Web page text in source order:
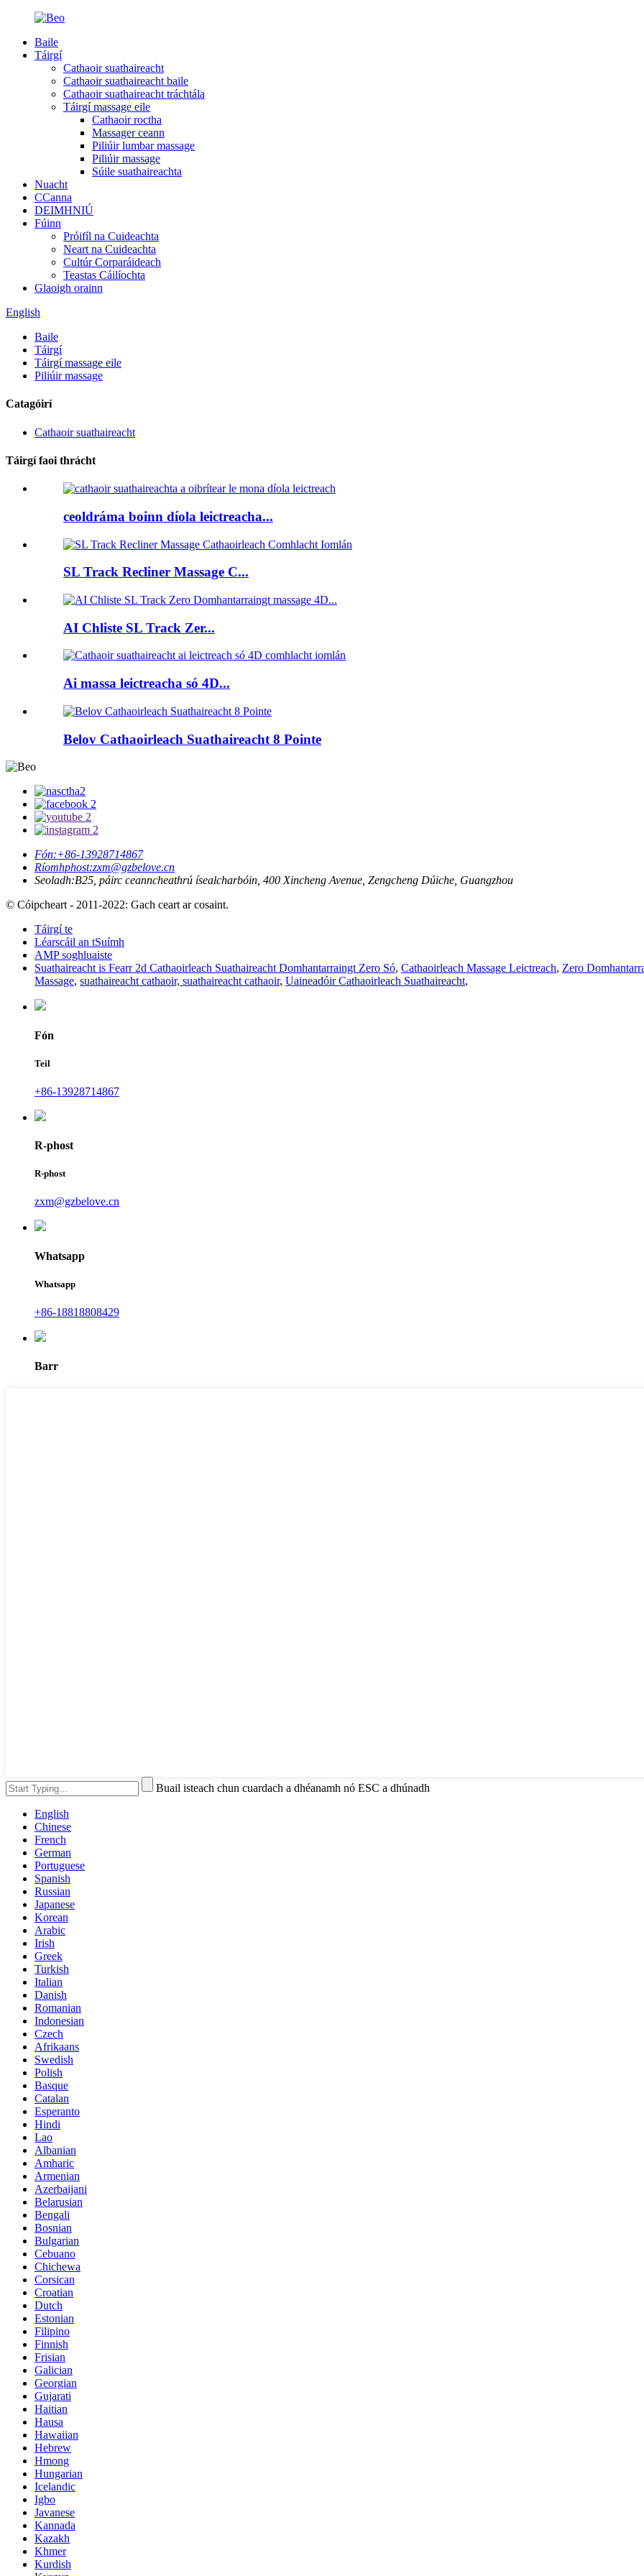
Baile
Táirgí
Cathaoir suathaireacht
Cathaoir suathaireacht baile
Cathaoir suathaireacht tráchtála
Táirgí massage eile
Cathaoir roctha
Massager ceann
Piliúir lumbar massage
Piliúir massage
Súile suathaireachta
Nuacht
CCanna
DEIMHNIÚ
Fúinn
Próifíl na Cuideachta
Neart na Cuideachta
Cultúr Corparáideach
Teastas Cáilíochta
Glaoigh orainn
English
Baile
Táirgí
Táirgí massage eile
Piliúir massage
Catagóirí
Cathaoir suathaireacht
Táirgí faoi thrácht
ceoldráma boinn díola leictreacha...
SL Track Recliner Massage C...
AI Chliste SL Track Zer...
Ai massa leictreacha só 4D...
Belov Cathaoirleach Suathaireacht 8 Pointe
Fón:+86-13928714867
Ríomhphost:zxm@gzbelove.cn
Seoladh:B25, páirc ceanncheathrú ísealcharbóin, 400 Xincheng Avenue, Zengcheng Dúiche, Guangzhou
© Cóipcheart - 2011-2022: Gach ceart ar cosaint.
Táirgí te
Léarscáil an tSuímh
AMP soghluaiste
Suathaireacht is Fearr 2d Cathaoirleach Suathaireacht Domhantarraingt Zero Só, Cathaoirleach Massage Leictreach, Zero
Massage, suathaireacht cathaoir, suathaireacht cathaoir, Uaineadóir Cathaoirleach Suathaireacht,
Fón
Teil
+86-13928714867
R-phost
R-phost
zxm@gzbelove.cn
Whatsapp
Whatsapp
+86-18818808429
Barr
Buail isteach chun cuardach a dhéanamh nó ESC a dhúnadh
English
Chinese
French
German
Portuguese
Spanish
Russian
Japanese
Korean
Arabic
Irish
Greek
Turkish
Italian
Danish
Romanian
Indonesian
Czech
Afrikaans
Swedish
Polish
Basque
Catalan
Esperanto
Hindi
Lao
Albanian
Amharic
Armenian
Azerbaijani
Belarusian
Bengali
Bosnian
Bulgarian
Cebuano
Chichewa
Corsican
Croatian
Dutch
Estonian
Filipino
Finnish
Frisian
Galician
Georgian
Gujarati
Haitian
Hausa
Hawaiian
Hebrew
Hmong
Hungarian
Icelandic
Igbo
Javanese
Kannada
Kazakh
Khmer
Kurdish